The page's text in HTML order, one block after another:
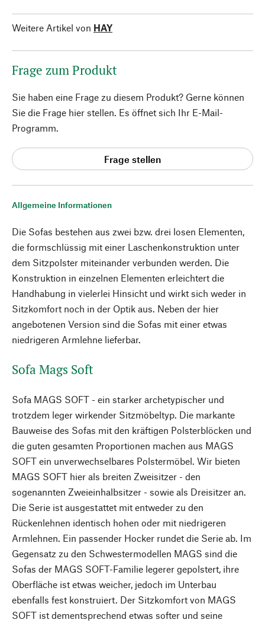
Allgemeine Informationen
Die Sofas bestehen aus zwei bzw. drei losen Elementen,
die formschlüssig mit einer Laschenkonstruktion unter
dem Sitzpolster miteinander verbunden werden. Die
Konstruktion in einzelnen Elementen erleichtert die
Handhabung in vielerlei Hinsicht und wirkt sich weder in
Sitzkomfort noch in der Optik aus. Neben der hier
angebotenen Version sind die Sofas mit einer etwas
niedrigeren Armlehne lieferbar.
Sofa Mags Soft
Sofa MAGS SOFT - ein starker archetypischer und
trotzdem leger wirkender Sitzmöbeltyp. Die markante
Bauweise des Sofas mit den kräftigen Polsterblöcken und
die guten gesamten Proportionen machen aus MAGS
SOFT ein unverwechselbares Polstermöbel. Wir bieten
MAGS SOFT hier als breiten Zweisitzer - den
sogenannten Zweieinhalbsitzer - sowie als Dreisitzer an.
Die Serie ist ausgestattet mit entweder zu den
Rückenlehnen identisch hohen oder mit niedrigeren
Armlehnen. Ein passender Hocker rundet die Serie ab. Im
Gegensatz zu den Schwestermodellen MAGS sind die
Sofas der MAGS SOFT-Familie legerer gepolstert, ihre
Oberfläche ist etwas weicher, jedoch im Unterbau
ebenfalls fest konstruiert. Der Sitzkomfort von MAGS
SOFT ist dementsprechend etwas softer und seine
Weitere Artikel von HAY
Frage zum Produkt
Sie haben eine Frage zu diesem Produkt? Gerne können
Sie die Frage hier stellen. Es öffnet sich Ihr E-Mail-
Programm.
Frage stellen